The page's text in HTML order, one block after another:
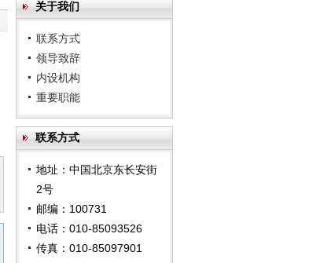
关于我们
联系方式
领导致辞
内设机构
重要职能
联系方式
地址：中国北京东长安街
2号
邮编：100731
电话：010-85093526
传真：010-85097901